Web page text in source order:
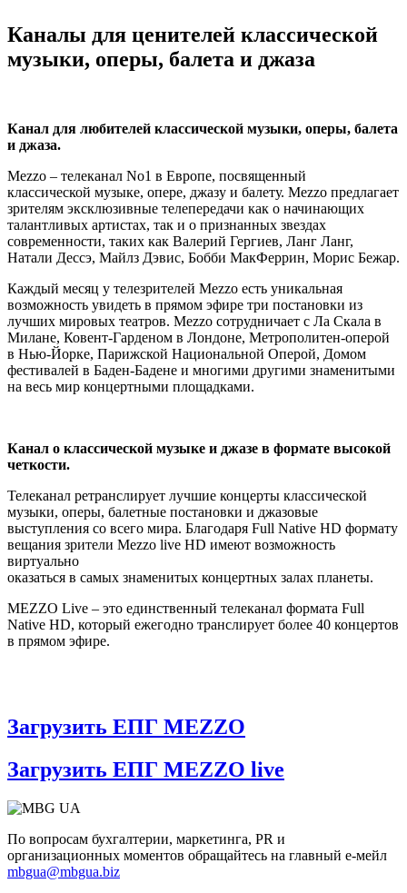
Каналы для ценителей классической
музыки, оперы, балета и джаза
Канал для любителей классической музыки, оперы, балета
и джаза.
Mezzo – телеканал No1 в Европе, посвященный
классической музыке, опере, джазу и балету. Mezzo предлагает
зрителям эксклюзивные телепередачи как о начинающих
талантливых артистах, так и о признанных звездах
современности, таких как Валерий Гергиев, Ланг Ланг,
Натали Дессэ, Майлз Дэвис, Бобби МакФеррин, Морис Бежар.
Каждый месяц у телезрителей Mezzo есть уникальная
возможность увидеть в прямом эфире три постановки из
лучших мировых театров. Mezzo сотрудничает с Ла Скала в
Милане, Ковент-Гарденом в Лондоне, Метрополитен-оперой
в Нью-Йорке, Парижской Национальной Оперой, Домом
фестивалей в Баден-Бадене и многими другими знаменитыми
на весь мир концертными площадками.
Канал о классической музыке и джазе в формате высокой
четкости.
Телеканал ретранслирует лучшие концерты классической
музыки, оперы, балетные постановки и джазовые
выступления со всего мира. Благодаря Full Native HD формату
вещания зрители Mezzo live HD имеют возможность
виртуально
оказаться в самых знаменитых концертных залах планеты.
MEZZO Live – это единственный телеканал формата Full
Native HD, который ежегодно транслирует более 40 концертов
в прямом эфире.
Загрузить ЕПГ MEZZO
Загрузить ЕПГ MEZZO live
По вопросам бухгалтерии, маркетинга, PR и
организационных моментов обращайтесь на главный е-мейл
mbgua@mbgua.biz